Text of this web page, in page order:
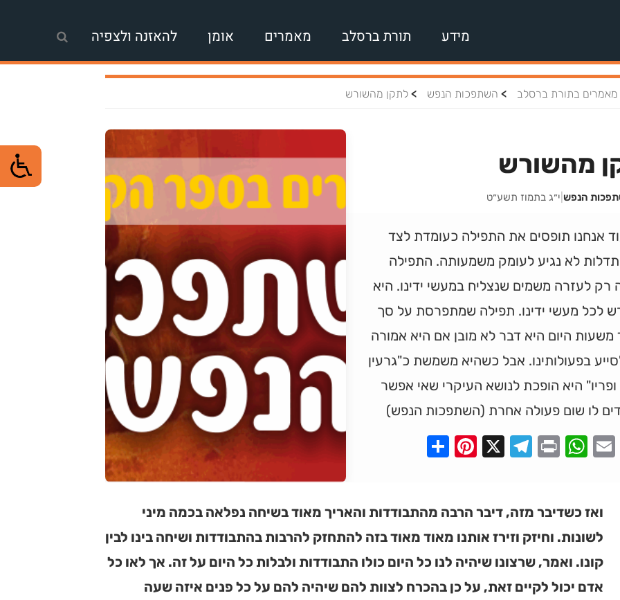
מידע תורת ברסלב מאמרים אומן להאזנה ולצפיה
מאמרים בתורת ברסלב > השתפכות הנפש > לתקן מהשורש
מהשורש
הנפש י״ג בתמוז תשע״ט
אנחנו תופסים את התפילה כעומדת לצד
לא נגיע לעומק משמעותה. התפילה
רק לעזרה משמים שנצליח במעשי ידינו. היא
לכל מעשי ידינו. תפילה שמתפרסת על סך
משעות היום היא דבר לא מובן אם היא אמורה
בפעולותינו. אבל כשהיא משמשת כ"גרעין
ופריו" היא הופכת לנושא העיקרי שאי אפשר
לו שום פעולה אחרת (השתפכות הנפש)
Facebook
Email
WhatsApp
Print
Telegram
X
Pinterest
ואז כשדיבר מזה, דיבר הרבה מהתבודדות והאריך מאוד בשיחה נפלאה בכמה מיני
לשונות. וחיזק וזירז אותנו מאוד מאוד בזה להתחזק להרבות בהתבודדות ושיחה בינו לבין
קונו. ואמר, שרצונו שיהיה לנו כל היום כולו התבודדות ולבלות כל היום על זה. אך לאו כל
אדם יכול לקיים זאת, על כן בהכרח לצוות להם שיהיה להם על כל פנים איזה שעה